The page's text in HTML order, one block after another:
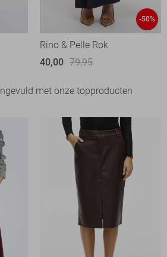
-50%
Rino & Pelle Rok
40,00 79,95
met onze topproducten